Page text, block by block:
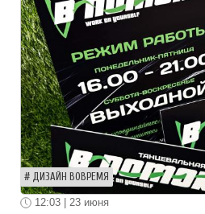
ДИЗАЙН ВОВРЕМЯ
12:03 | 23 июня